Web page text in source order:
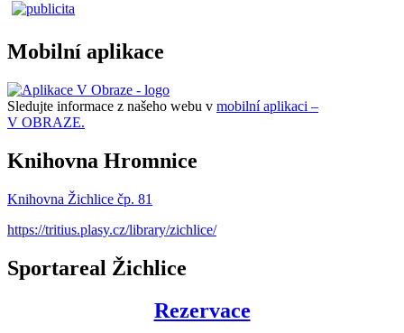
Mobilní aplikace
Sledujte informace z našeho webu v mobilní aplikaci –
V OBRAZE.
Knihovna Hromnice
Knihovna Žichlice čp. 81
https://tritius.plasy.cz/library/zichlice/
Sportareal Žichlice
Rezervace